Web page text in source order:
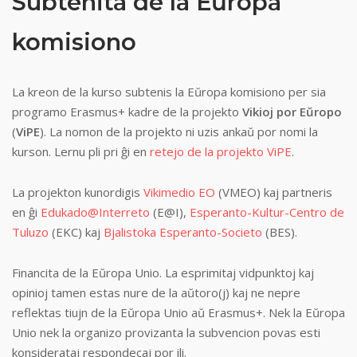
komisiono
La kreon de la kurso subtenis la Eŭropa komisiono per sia
programo Erasmus+ kadre de la projekto Vikioj por Eŭropo
(ViPE). La nomon de la projekto ni uzis ankaŭ por nomi la
kurson. Lernu pli pri ĝi en retejo de la projekto ViPE.
La projekton kunordigis Vikimedio EO (VMEO) kaj partneris
en ĝi Edukado@Interreto (E@I), Esperanto-Kultur-Centro de
Tuluzo (EKC) kaj Bjalistoka Esperanto-Societo (BES).
Financita de la Eŭropa Unio. La esprimitaj vidpunktoj kaj
opinioj tamen estas nure de la aŭtoro(j) kaj ne nepre
reflektas tiujn de la Eŭropa Unio aŭ Erasmus+. Nek la Eŭropa
Unio nek la organizo provizanta la subvencion povas esti
konsiderataj respondecaj por ili.